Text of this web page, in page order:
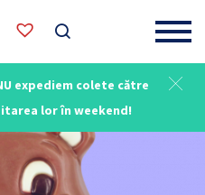
expediem colete către
lor în weekend!